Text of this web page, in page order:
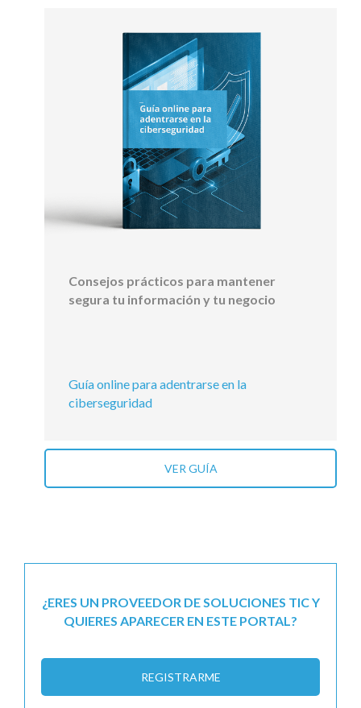
Consejos prácticos para mantener
segura tu información y tu negocio
Guía online para adentrarse en la
ciberseguridad
VER GUÍA
¿ERES UN PROVEEDOR DE SOLUCIONES TIC Y
QUIERES APARECER EN ESTE PORTAL?
REGISTRARME